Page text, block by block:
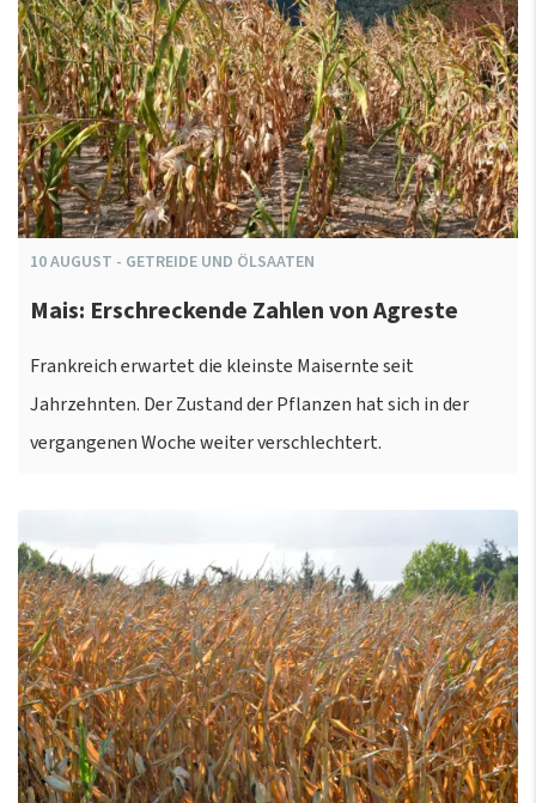
10AUGUST - GETREIDE UND ÖLSAATEN
Mais: Erschreckende Zahlen von Agreste
Frankreich erwartet die kleinste Maisernte seit
Jahrzehnten. Der Zustand der Pflanzen hat sich in der
vergangenen Woche weiter verschlechtert.